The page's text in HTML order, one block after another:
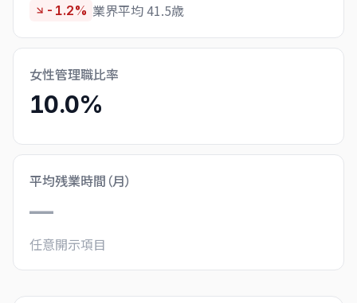
-1.2% 業界平均 41.5歳
女性管理職比率
10.0%
平均残業時間（月）
—
任意開示項目